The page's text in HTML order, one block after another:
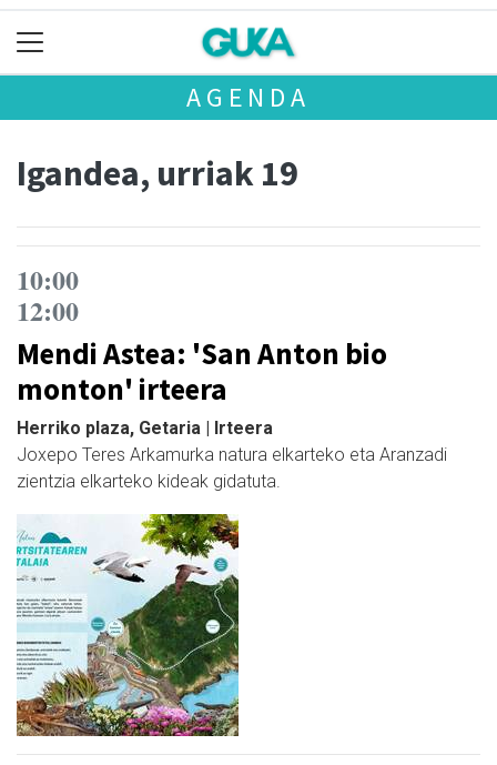
AGENDA
Igandea, urriak 19
10:00
12:00
Mendi Astea: 'San Anton bio
monton' irteera
Herriko plaza, Getaria | Irteera
Joxepo Teres Arkamurka natura elkarteko eta Aranzadi
zientzia elkarteko kideak gidatuta.